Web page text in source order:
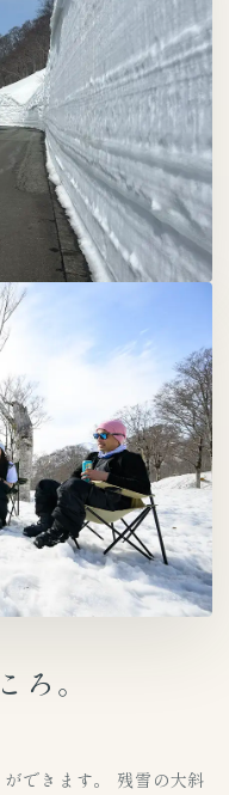
ろ。
できます。 残雪の大斜